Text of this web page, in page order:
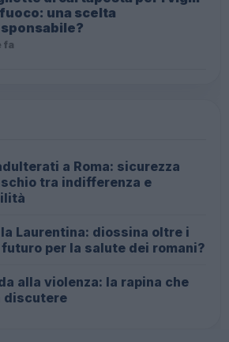
una scelta
fa
a Roma: sicurezza
tra indifferenza e
Laurentina: diossina oltre i
per la salute dei romani?
alla violenza: la rapina che
discutere